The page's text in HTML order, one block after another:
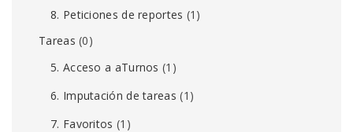
8. Peticiones de reportes (1)
Tareas (0)
5. Acceso a aTurnos (1)
6. Imputación de tareas (1)
7. Favoritos (1)